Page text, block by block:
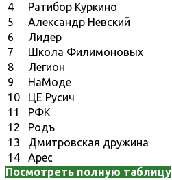
4
Ратибор Куркино
5
Александр Невский
6
Лидер
7
Школа Филимоновых
8
Легион
9
НаМоде
10
ЦЕ Русич
11
РФК
12
Родъ
13
Дмитровская дружина
14
Арес
Посмотреть полную таблицу